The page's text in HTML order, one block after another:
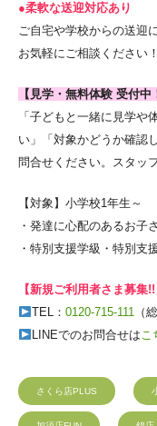
●柔軟な送迎対応あり
ご自宅や学校からの送迎
お気軽にご相談ください！
【見学・無料体験 受付中
「子どもと一緒に見学や
い」「対象かどうか確認
問合せください。スタッ
【対象】小学校1年生～
・発達に心配のあるお子
・特別支援学級・特別支
【新規ご利用者さま募集!!
TEL： 0120-715-111（
LINEでのお問合せはこ
さくら店PLUS